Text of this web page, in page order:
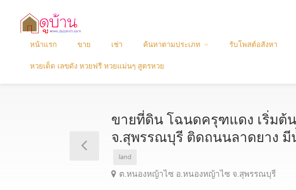
หน้าแรก ขาย เช่า ค้นหาตามประเภท รับโพสต์อสังหา
หวยเด็ด เลขดัง หวยฟรี หวยแม่นๆ สูตรหวย
ขายที่ดิน โฉนดครุฑแดง เริ่มต้
จ.สุพรรณบุรี ติดถนนลาดยาง
land
ต.หนองหญ้าไซ อ.หนองหญ้าไซ จ.สุพรรณบุรี